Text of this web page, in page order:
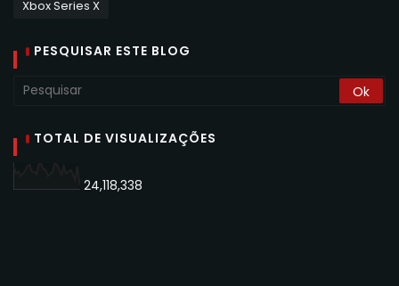
Xbox Series X
PESQUISAR ESTE BLOG
TOTAL DE VISUALIZAÇÕES
24,118,338